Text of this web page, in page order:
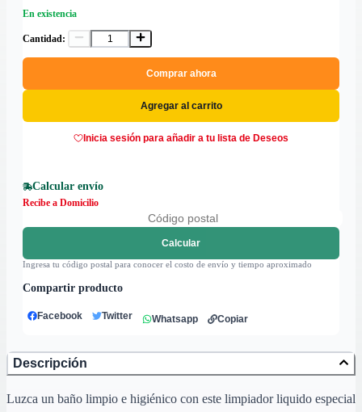
En existencia
Cantidad:
Comprar ahora
Agregar al carrito
Inicia sesión para añadir a tu lista de Deseos
Calcular envío
Recibe a Domicilio
Calcular
Ingresa tu código postal para conocer el costo de envío y tiempo aproximado
Compartir producto
Facebook Twitter Whatsapp Copiar
Descripción
Luzca un baño limpio e higiénico con este limpiador liquido especial